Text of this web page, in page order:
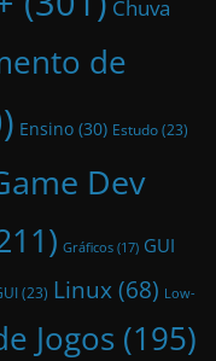
Chuva
de
Ensino (30) Estudo(23)
Dev
Gráficos (17) GUI
(23) Linux(68) Low-
Jogos (195)